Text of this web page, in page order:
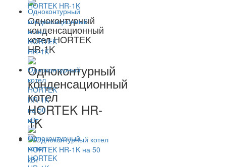
Одноконтурный
конденсационный
котел HORTEK
HR-1K
Одноконтурный
конденсационный
котел
HORTEK HR-
1K